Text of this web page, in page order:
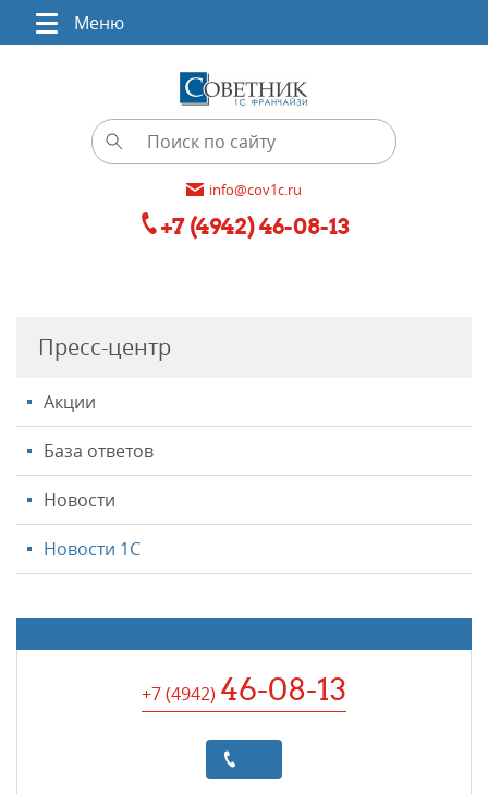
Меню
info@cov1c.ru
+7 (4942) 46-08-13
Пресс-центр
Акции
База ответов
Новости
Новости 1С
+7 (4942) 46-08-13